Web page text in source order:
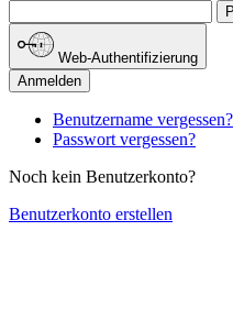
Web-Authentifizierung
Anmelden
Benutzername vergessen?
Passwort vergessen?
Noch kein Benutzerkonto?
Benutzerkonto erstellen